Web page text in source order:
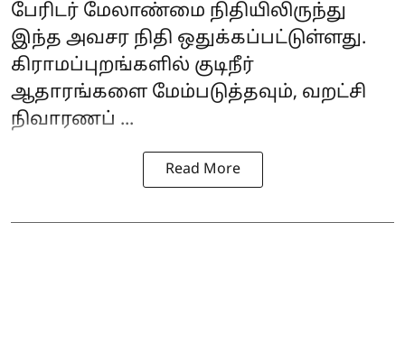
பேரிடர் மேலாண்மை நிதியிலிருந்து
இந்த அவசர நிதி ஒதுக்கப்பட்டுள்ளது.
கிராமப்புறங்களில் குடிநீர்
ஆதாரங்களை மேம்படுத்தவும், வறட்சி
நிவாரணப் ...
Read More